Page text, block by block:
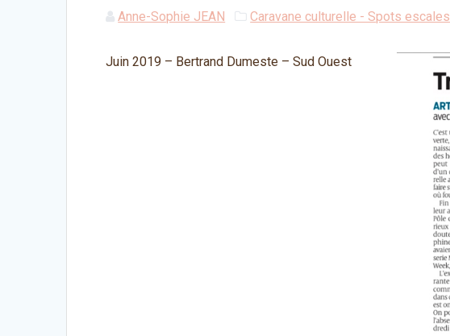
Anne-Sophie JEAN Caravane culturelle - Spots escales
Juin 2019 – Bertrand Dumeste – Sud Ouest